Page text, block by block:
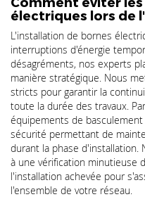
électriques lors de
L'installation de bornes
interruptions d'énergie
désagréments, nos experts
manière stratégique. Nous
stricts pour garantir la
toute la durée des travaux.
équipements de
sécurité permettant de
durant la phase d'installation.
à une vérification minutieuse
l'installation achevée pour
l'ensemble de votre réseau.